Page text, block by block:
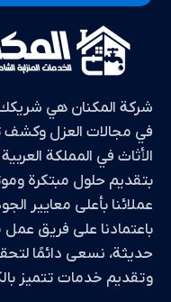
شركة المكنان هي
في مجالات العزل وكشف
الأثاث في المملكة
بتقديم حلول مبتكرة
عملائنا بأعلى معايير
باعتمادنا على فريق
حديثة، نسعى دائمًا
وتقديم خدمات تتميز